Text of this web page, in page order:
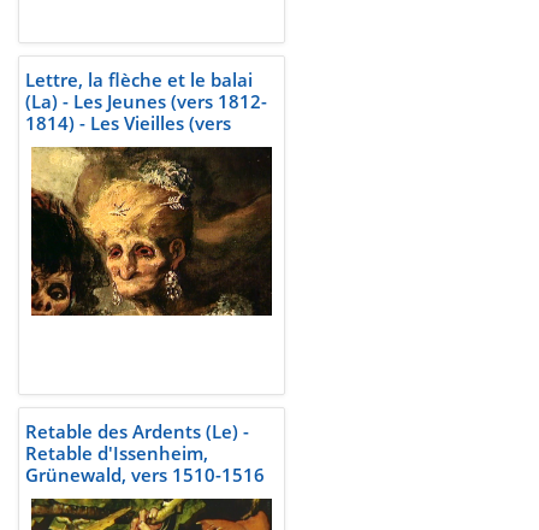
Lettre, la flèche et le balai
(La) - Les Jeunes (vers 1812-
1814) - Les Vieilles (vers
1808-1810), Goya
Retable des Ardents (Le) -
Retable d'Issenheim,
Grünewald, vers 1510-1516